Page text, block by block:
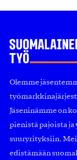
Olemme
Jäseninämme on
pienistä pajoista
suuryrityksiin.
edistämään